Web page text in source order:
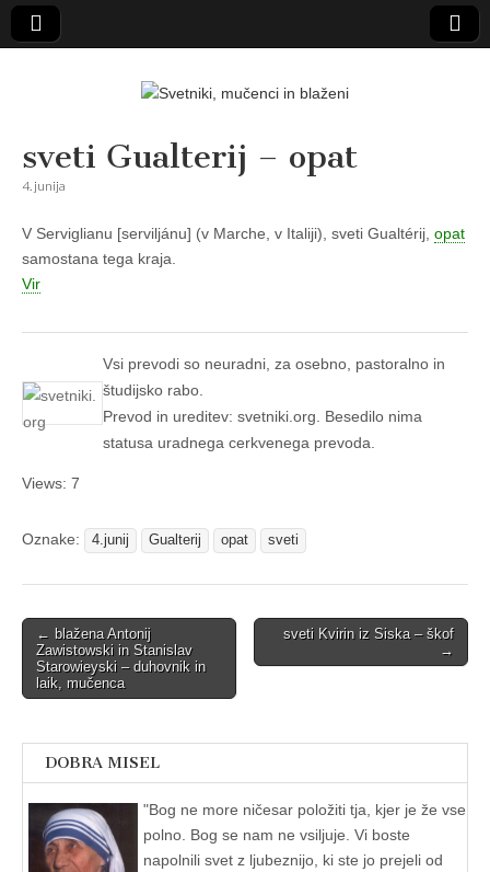
Svetniki,
mučenci in
blaženi
sveti Gualterij – opat
4. junija
V Serviglianu [serviljánu] (v Marche, v Italiji), sveti Gualtérij, opat
samostana tega kraja.
Vir
Vsi prevodi so neuradni, za osebno, pastoralno in
študijsko rabo.
Prevod in ureditev: svetniki.org. Besedilo nima
statusa uradnega cerkvenega prevoda.
Views: 7
Oznake: 4.junij Gualterij opat sveti
Post
navigation
← blažena Antonĳ
Zawistowski in Stanislav
Starowieyski – duhovnik in
laik, mučenca
sveti Kvirin iz Siska – škof
→
DOBRA MISEL
"Bog ne more ničesar položiti tja, kjer je že vse
polno. Bog se nam ne vsiljuje. Vi boste
napolnili svet z ljubeznijo, ki ste jo prejeli od